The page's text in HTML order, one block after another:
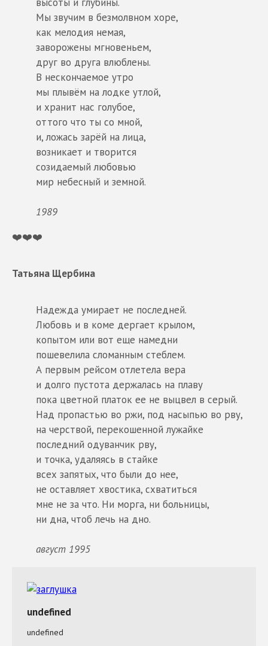
Мы звучим в безмолвном хоре,
как мелодия немая,
заворожены мгновеньем,
друг во друга влюблены.
В нескончаемое утро
мы плывём на лодке утлой,
и хранит нас голубое,
оттого что ты со мной,
и, ложась зарёй на лица,
возникает и творится
созидаемый любовью
мир небесный и земной.
1989
❤️❤️❤️
Татьяна Щербина
Надежда умирает не последней.
Любовь и в коме дергает крылом,
копытом или вот еще намедни
пошевелила сломанным стеблем.
А первым рейсом отлетела вера
и долго пустота держалась на плаву
пока цветной платок ее не выцвел в серый.
Над пропастью во ржи, под насыпью во рву,
на черствой, перекошенной лужайке
последний одуванчик рву,
и точка, удаляясь в стайке
всех запятых, что были до нее,
не оставляет хвостика, схватиться
мне не за что. Ни морга, ни больницы,
ни дна, чтоб лечь на дно.
август 1995